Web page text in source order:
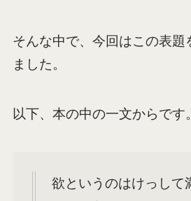
そんな中で、今回はこの表題
ました。
以下、本の中の一文からです。
欲というのはけっして